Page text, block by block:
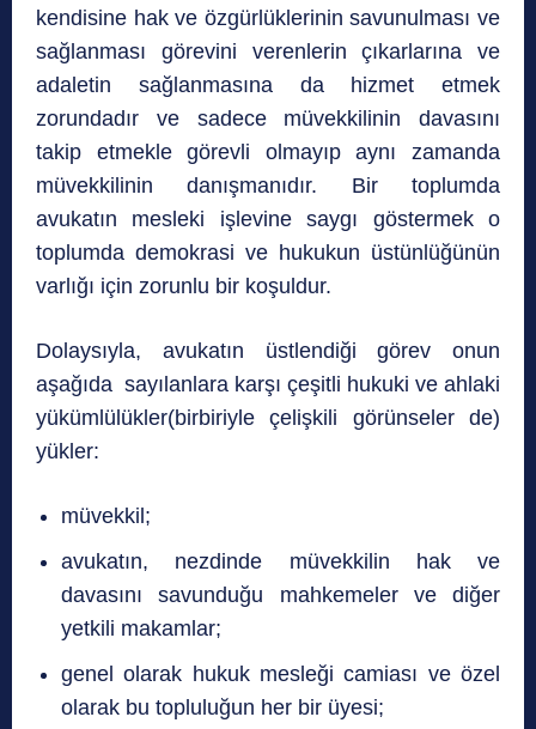
kendisine hak ve özgürlüklerinin savunulması ve
sağlanması görevini verenlerin çıkarlarına ve
adaletin sağlanmasına da hizmet etmek
zorundadır ve sadece müvekkilinin davasını
takip etmekle görevli olmayıp aynı zamanda
müvekkilinin danışmanıdır. Bir toplumda
avukatın mesleki işlevine saygı göstermek o
toplumda demokrasi ve hukukun üstünlüğünün
varlığı için zorunlu bir koşuldur.
Dolaysıyla, avukatın üstlendiği görev onun
aşağıda sayılanlara karşı çeşitli hukuki ve ahlaki
yükümlülükler(birbiriyle çelişkili görünseler de)
yükler:
müvekkil;
avukatın, nezdinde müvekkilin hak ve
davasını savunduğu mahkemeler ve diğer
yetkili makamlar;
genel olarak hukuk mesleği camiası ve özel
olarak bu topluluğun her bir üyesi;